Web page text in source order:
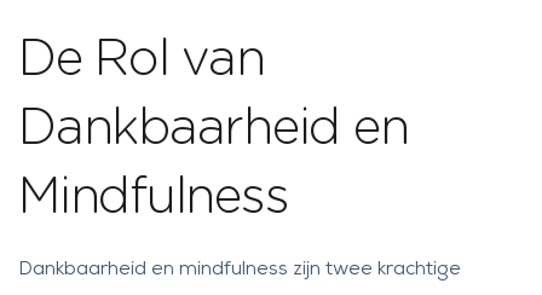
De Rol van
Dankbaarheid en
Mindfulness
Dankbaarheid en mindfulness zijn twee krachtige